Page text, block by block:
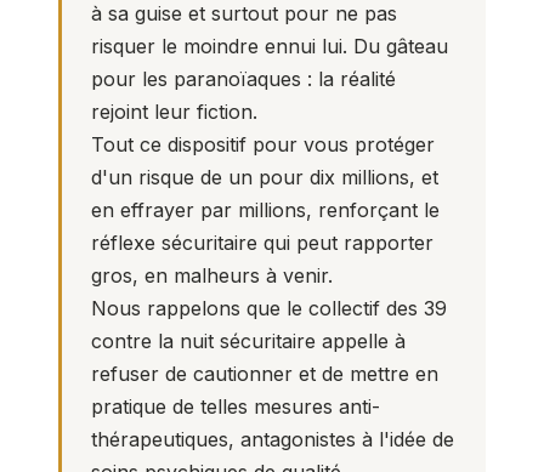
à sa guise et surtout pour ne pas
risquer le moindre ennui lui. Du gâteau
pour les paranoïaques : la réalité
rejoint leur fiction.
Tout ce dispositif pour vous protéger
d'un risque de un pour dix millions, et
en effrayer par millions, renforçant le
réflexe sécuritaire qui peut rapporter
gros, en malheurs à venir.
Nous rappelons que le collectif des 39
contre la nuit sécuritaire appelle à
refuser de cautionner et de mettre en
pratique de telles mesures anti-
thérapeutiques, antagonistes à l'idée de